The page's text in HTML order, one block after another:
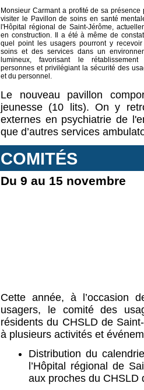
Monsieur Carmant a profité de sa présence
visiter le Pavillon de soins en santé
l'Hôpital régional de Saint-Jérôme,
en construction. Il a été à même de
quel point les usagers pourront y
soins et des services dans un
lumineux, favorisant le rétablissement
personnes et privilégiant la sécurité des
et du personnel.
Le nouveau pavillon
jeunesse (10 lits). On y
externes en psychiatrie de
que d’autres services
COMITÉS
Du 9 au 15 novembre
Cette année, à l’occasion
usagers, le comité des
résidents du CHSLD de
à plusieurs activités et
Distribution du
l’Hôpital régional de
aux proches du CHSLD